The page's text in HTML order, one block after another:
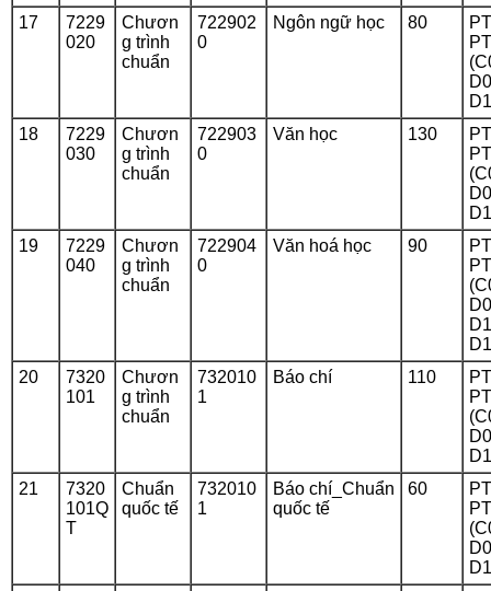
17
7229
020
Chươn
g trình
chuẩn
722902
0
Ngôn ngữ học 80
18
7229
030
Chươn
g trình
chuẩn
722903
0
Văn học 130
19
7229
040
Chươn
g trình
chuẩn
722904
0
Văn hoá học 90
20
7320
101
Chươn
g trình
chuẩn
732010
1
Báo chí 110
21
7320
101Q
T
Chuẩn
quốc tế
732010
1
Báo chí_Chuẩn
quốc tế
60